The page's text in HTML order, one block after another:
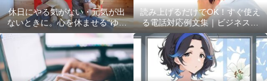
休日にやる気がない・元気が出
ないときに。心を休ませる“ゆる
い過ごし方”5選
読み上げるだけでOK！すぐ使え
る電話対応例文集｜ビジネスで
使える最初の言葉・最後の言葉
も完全網羅